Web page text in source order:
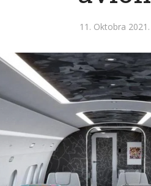
11. Oktobra 2021.